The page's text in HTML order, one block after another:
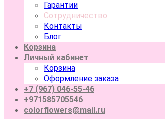
Гарантии
Сотрудничество
Контакты
Блог
Корзина
Личный кабинет
Корзина
Оформление заказа
+7 (967) 046-55-46
+971585705546
colorflowers@mail.ru